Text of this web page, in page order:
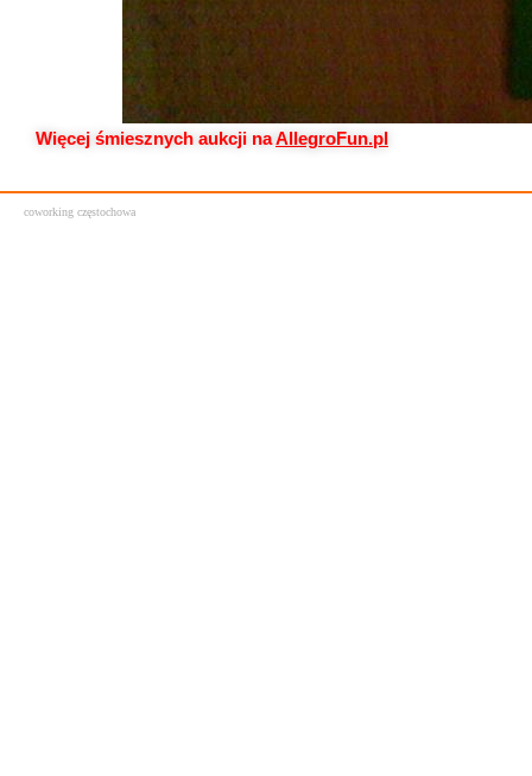
Więcej śmiesznych aukcji naAllegroFun.pl
coworking częstochowa